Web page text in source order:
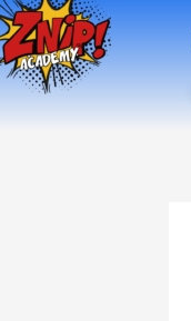
Zum
Inhalt
springen